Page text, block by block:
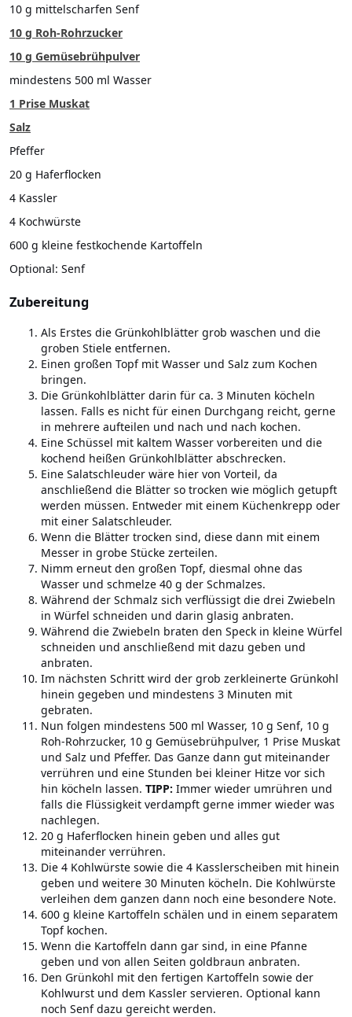
10 g mittelscharfen Senf
10 g Roh-Rohrzucker
10 g Gemüsebrühpulver
mindestens 500 ml Wasser
1 Prise Muskat
Salz
Pfeffer
20 g Haferflocken
4 Kassler
4 Kochwürste
600 g kleine festkochende Kartoffeln
Optional: Senf
Zubereitung
Als Erstes die Grünkohlblätter grob waschen und die
groben Stiele entfernen.
Einen großen Topf mit Wasser und Salz zum Kochen
bringen.
Die Grünkohlblätter darin für ca. 3 Minuten köcheln
lassen. Falls es nicht für einen Durchgang reicht, gerne
in mehrere aufteilen und nach und nach kochen.
Eine Schüssel mit kaltem Wasser vorbereiten und die
kochend heißen Grünkohlblätter abschrecken.
Eine Salatschleuder wäre hier von Vorteil, da
anschließend die Blätter so trocken wie möglich getupft
werden müssen. Entweder mit einem Küchenkrepp oder
mit einer Salatschleuder.
Wenn die Blätter trocken sind, diese dann mit einem
Messer in grobe Stücke zerteilen.
Nimm erneut den großen Topf, diesmal ohne das
Wasser und schmelze 40 g der Schmalzes.
Während der Schmalz sich verflüssigt die drei Zwiebeln
in Würfel schneiden und darin glasig anbraten.
Während die Zwiebeln braten den Speck in kleine Würfel
schneiden und anschließend mit dazu geben und
anbraten.
Im nächsten Schritt wird der grob zerkleinerte Grünkohl
hinein gegeben und mindestens 3 Minuten mit
gebraten.
Nun folgen mindestens 500 ml Wasser, 10 g Senf, 10 g
Roh-Rohrzucker, 10 g Gemüsebrühpulver, 1 Prise Muskat
und Salz und Pfeffer. Das Ganze dann gut miteinander
verrühren und eine Stunden bei kleiner Hitze vor sich
hin köcheln lassen. TIPP: Immer wieder umrühren und
falls die Flüssigkeit verdampft gerne immer wieder was
nachlegen.
20 g Haferflocken hinein geben und alles gut
miteinander verrühren.
Die 4 Kohlwürste sowie die 4 Kasslerscheiben mit hinein
geben und weitere 30 Minuten köcheln. Die Kohlwürste
verleihen dem ganzen dann noch eine besondere Note.
600 g kleine Kartoffeln schälen und in einem separatem
Topf kochen.
Wenn die Kartoffeln dann gar sind, in eine Pfanne
geben und von allen Seiten goldbraun anbraten.
Den Grünkohl mit den fertigen Kartoffeln sowie der
Kohlwurst und dem Kassler servieren. Optional kann
noch Senf dazu gereicht werden.